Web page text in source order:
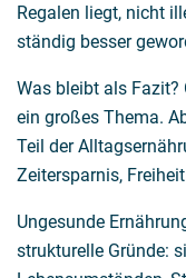
Regalen liegt, nicht
ständig besser
Was bleibt als
ein großes Thema.
Teil der
Zeitersparnis,
Ungesunde
strukturelle Gründe: